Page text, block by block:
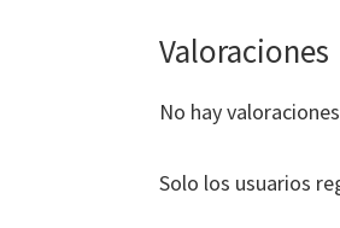
Valoraciones
No hay
Solo los usuarios